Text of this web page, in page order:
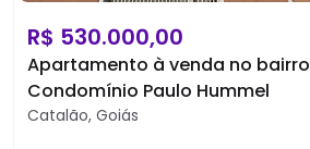
R$ 530.000,00
Apartamento à venda no bairro
Condomínio Paulo Hummel
Catalão, Goiás